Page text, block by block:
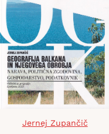
Jernej Zupančič